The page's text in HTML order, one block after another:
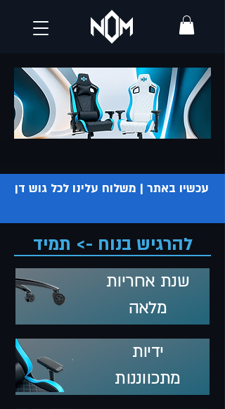
עכשיו באתר | משלוח עלינו לכל גוש דן
להרגיש בנוח -> תמיד
שנת אחריות
מלאה
ידיות
מתכווננות